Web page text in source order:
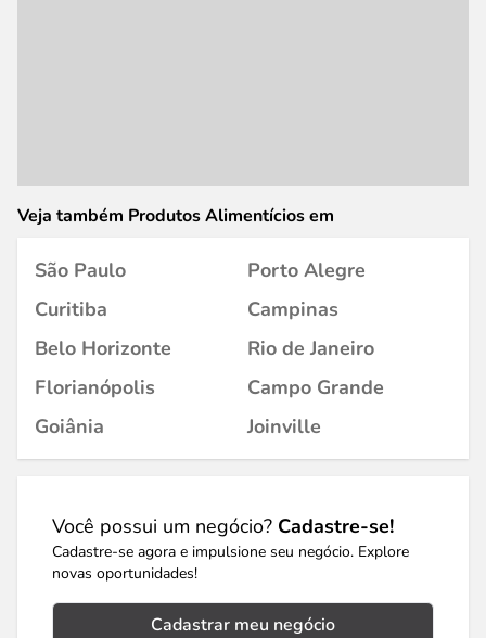
Veja também Produtos Alimentícios em
São Paulo
Porto Alegre
Curitiba
Campinas
Belo Horizonte
Rio de Janeiro
Florianópolis
Campo Grande
Goiânia
Joinville
Você possui um negócio? Cadastre-se!
Cadastre-se agora e impulsione seu negócio. Explore
novas oportunidades!
Cadastrar meu negócio